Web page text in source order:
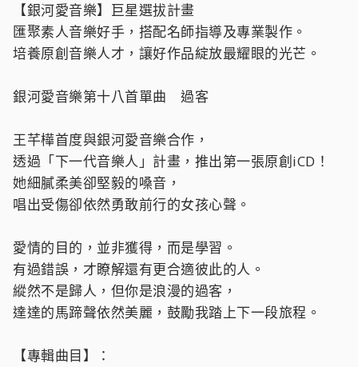
【銀河愛音樂】巨星選拔計畫
匯聚素人音樂好手，搭配名師指導及專業製作。
培養原創音樂人才，讓好作品綻放最耀眼的光芒。
銀河愛音樂第十八首單曲 過客
王芊樺首度與銀河愛音樂合作，
透過「下一代音樂人」計畫，推出第一張原創iCD！
她細膩柔美卻堅毅的嗓音，
唱出受傷卻依然勇敢前行的女孩心聲。
愛情的目的，並非獲得，而是學習。
有過錯誤，才瞭解還有更合適彼此的人。
縱然不是歸人，但你是浪漫的過客，
達達的馬蹄聲依然美麗，鼓勵我踏上下一段旅程。
【專輯曲目】：